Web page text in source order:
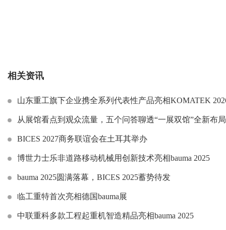
相关资讯
山东重工旗下企业携全系列代表性产品亮相KOMATEK
从展馆看点到观众流量，五个问答聊透“一展双馆”全新布局
BICES 2027商务联谊会在土耳其举办
博世力士乐非道路移动机械用创新技术亮相bauma 2025
bauma 2025圆满落幕，BICES 2025蓄势待发
临工重特首次亮相德国bauma展
中联重科多款工程起重机智造精品亮相bauma 2025